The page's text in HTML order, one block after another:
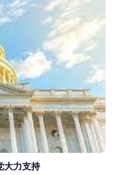
大力支持